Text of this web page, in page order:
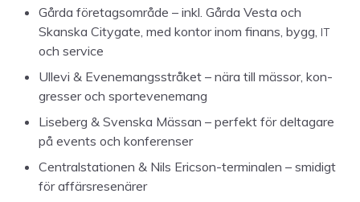
Går­da före­tag­som­råde – inkl. Går­da Ves­ta och
Skan­s­ka City­gate, med kon­tor inom finans, bygg, IT
och service
Ulle­vi & Even­e­mangsstråket – nära till mäs­sor, kon­
gress­er och sportevenemang
Lise­berg & Sven­s­ka Mäs­san – per­fekt för delt­a­gare
på events och konferenser
Cen­tral­sta­tio­nen & Nils Eric­son-ter­mi­nalen – smidigt
för affärsresenärer